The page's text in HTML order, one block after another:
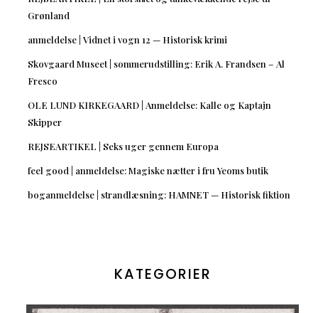
Grønland
anmeldelse | Vidnet i vogn 12 — Historisk krimi
Skovgaard Museet | sommerudstilling: Erik A. Frandsen – Al
Fresco
OLE LUND KIRKEGAARD | Anmeldelse: Kalle og Kaptajn
Skipper
REJSEARTIKEL | Seks uger gennem Europa
feel good | anmeldelse: Magiske nætter i fru Yeoms butik
boganmeldelse | strandlæsning: HAMNET — Historisk fiktion
KATEGORIER